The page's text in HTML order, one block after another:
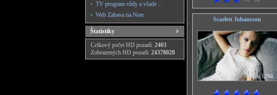
TV program vždy a všade ...
Web Zabava na Nete
Štatistiky
Celkový počet HD pozadí: 2403
Zobrazených HD pozadí: 24378028
Scarlett Johansson
1920x1200